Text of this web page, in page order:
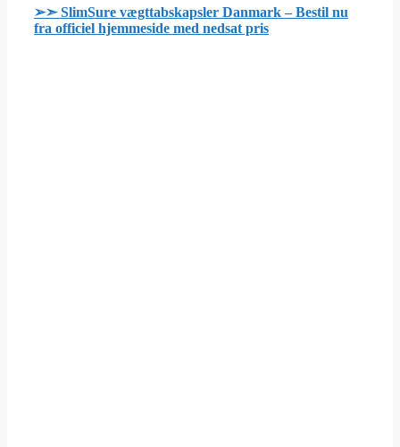
➢➣ SlimSure vægttabskapsler Danmark – Bestil nu
fra officiel hjemmeside med nedsat pris